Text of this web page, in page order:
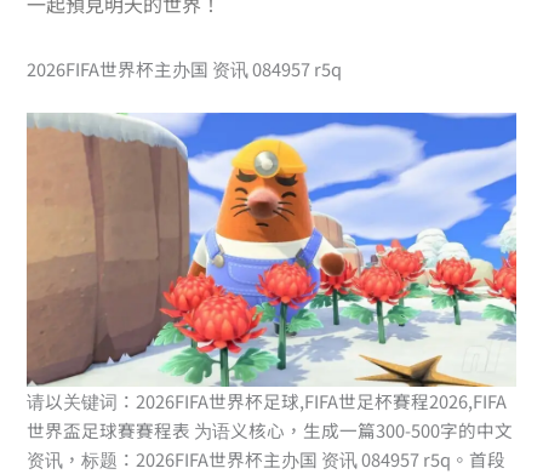
2026FIFA世界杯主办国 资讯 084957 r5q
请以关键词：2026FIFA世界杯足球,FIFA世足杯賽程2026,FIFA
世界盃足球賽賽程表 为语义核心，生成一篇300-500字的中文
资讯，标题：2026FIFA世界杯主办国 资讯 084957 r5q。首段